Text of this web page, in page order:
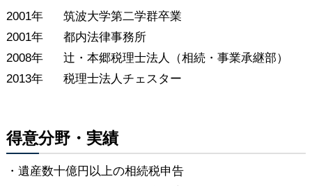
2001年
筑波大学第二学群卒業
2001年
都内法律事務所
2008年
辻・本郷税理士法人（相続・事業承継部）
2013年
税理士法人チェスター
得意分野・実績
・遺産数十億円以上の相続税申告